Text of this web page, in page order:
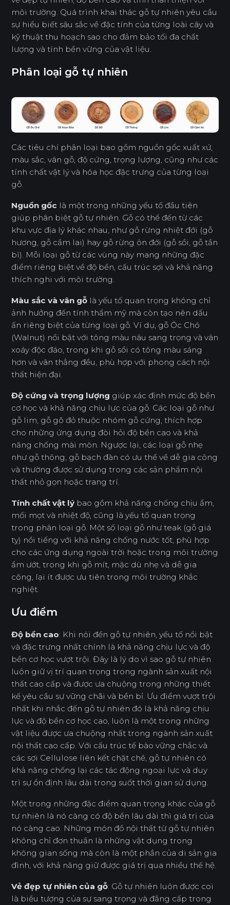
môi trường. Quá trình khai thác gỗ tự nhiên yêu cầu
sự hiểu biết sâu sắc về đặc tính của từng loài cây và
kỹ thuật thu hoạch sao cho đảm bảo tối đa chất
lượng và tính bền vững của vật liệu.
Phân loại gỗ tự nhiên
Các tiêu chí phân loại bao gồm nguồn gốc xuất xứ,
màu sắc, vân gỗ, độ cứng, trọng lượng, cũng như các
tính chất vật lý và hóa học đặc trưng của từng loại
gỗ.
Nguồn gốc là một trong những yếu tố đầu tiên
giúp phân biệt gỗ tự nhiên. Gỗ có thể đến từ các
khu vực địa lý khác nhau, như gỗ rừng nhiệt đới (gỗ
hương, gỗ cẩm lai) hay gỗ rừng ôn đới (gỗ sồi, gỗ tần
bì). Mỗi loại gỗ từ các vùng này mang những đặc
điểm riêng biệt về độ bền, cấu trúc sợi và khả năng
thích nghi với môi trường.
Màu sắc và vân gỗ là yếu tố quan trọng không chỉ
ảnh hưởng đến tính thẩm mỹ mà còn tạo nên dấu
ấn riêng biệt của từng loại gỗ. Ví dụ, gỗ Óc Chó
(Walnut) nổi bật với tông màu nâu sang trọng và vân
xoáy độc đáo, trong khi gỗ sồi có tông màu sáng
hơn và vân thẳng đều, phù hợp với phong cách nội
thất hiện đại.
Độ cứng và trọng lượng giúp xác định mức độ bền
cơ học và khả năng chịu lực của gỗ. Các loại gỗ như
gỗ lim, gỗ gõ đỏ thuộc nhóm gỗ cứng, thích hợp
cho những ứng dụng đòi hỏi độ bền cao và khả
năng chống mài mòn. Ngược lại, các loại gỗ nhẹ
như gỗ thông, gỗ bạch đàn có ưu thế về dễ gia công
và thường được sử dụng trong các sản phẩm nội
thất nhỏ gọn hoặc trang trí.
Tính chất vật lý bao gồm khả năng chống chịu ẩm,
mối mọt và nhiệt độ, cũng là yếu tố quan trọng
trong phân loại gỗ. Một số loại gỗ như teak (gỗ giá
tỵ) nổi tiếng với khả năng chống nước tốt, phù hợp
cho các ứng dụng ngoài trời hoặc trong môi trường
ẩm ướt, trong khi gỗ mít, mặc dù nhẹ và dễ gia
công, lại ít được ưu tiên trong môi trường khắc
nghiệt.
Ưu điểm
Độ bền cao: Khi nói đến gỗ tự nhiên, yếu tố nổi bật
và đặc trưng nhất chính là khả năng chịu lực và độ
bền cơ học vượt trội. Đây là lý do vì sao gỗ tự nhiên
luôn giữ vị trí quan trọng trong ngành sản xuất nội
thất cao cấp và được ưa chuộng trong những thiết
kế yêu cầu sự vững chãi và bền bỉ. Ưu điểm vượt trội
nhất khi nhắc đến gỗ tự nhiên đó là khả năng chịu
lực và độ bền cơ học cao, luôn là một trong những
vật liệu được ưa chuộng nhất trong ngành sản xuất
nội thất cao cấp. Với cấu trúc tế bào vững chắc và
các sợi Cellulose liên kết chặt chẽ, gỗ tự nhiên có
khả năng chống lại các tác động ngoại lực và duy
trì sự ổn định lâu dài trong suốt thời gian sử dụng.
Một trong những đặc điểm quan trọng khác của gỗ
tự nhiên là nó càng có độ bền lâu dài thì giá trị của
nó càng cao. Những món đồ nội thất từ gỗ tự nhiên
không chỉ đơn thuần là những vật dụng trong
không gian sống mà còn là một phần của di sản gia
đình, với khả năng giữ được giá trị qua nhiều thế hệ.
Vẻ đẹp tự nhiên của gỗ: Gỗ tự nhiên luôn được coi
là biểu tượng của sự sang trọng và đẳng cấp trong